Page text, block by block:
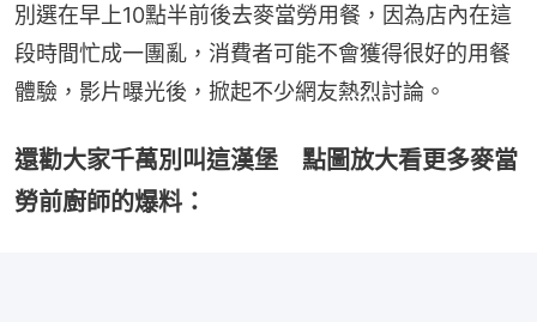
別選在早上10點半前後去麥當勞用餐，因為店內在這
段時間忙成一團亂，消費者可能不會獲得很好的用餐
體驗，影片曝光後，掀起不少網友熱烈討論。
還勸大家千萬別叫這漢堡 點圖放大看更多麥當
勞前廚師的爆料：